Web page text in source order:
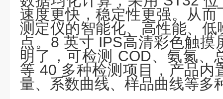
速度更快，稳定性更强。从
测定仪的智能化、高性能、
点。8 英寸 IPS高清彩色触摸
明了，可检测 COD、氨氮、
等 40 多种检测项目，产品内
量、系数曲线、样品曲线等多